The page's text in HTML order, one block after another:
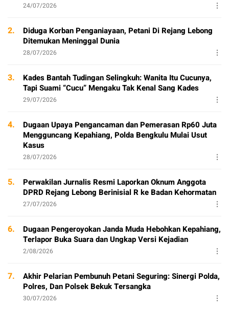
24/07/2026
2.
Diduga Korban Penganiayaan, Petani Di Rejang Lebong
Ditemukan Meninggal Dunia
28/07/2026
3.
Kades Bantah Tudingan Selingkuh: Wanita Itu Cucunya,
Tapi Suami “Cucu” Mengaku Tak Kenal Sang Kades
29/07/2026
4.
Dugaan Upaya Pengancaman dan Pemerasan Rp60 Juta
Mengguncang Kepahiang, Polda Bengkulu Mulai Usut
Kasus
28/07/2026
5.
Perwakilan Jurnalis Resmi Laporkan Oknum Anggota
DPRD Rejang Lebong Berinisial R ke Badan Kehormatan
27/07/2026
6.
Dugaan Pengeroyokan Janda Muda Hebohkan Kepahiang,
Terlapor Buka Suara dan Ungkap Versi Kejadian
2/08/2026
7.
Akhir Pelarian Pembunuh Petani Seguring: Sinergi Polda,
Polres, Dan Polsek Bekuk Tersangka
30/07/2026